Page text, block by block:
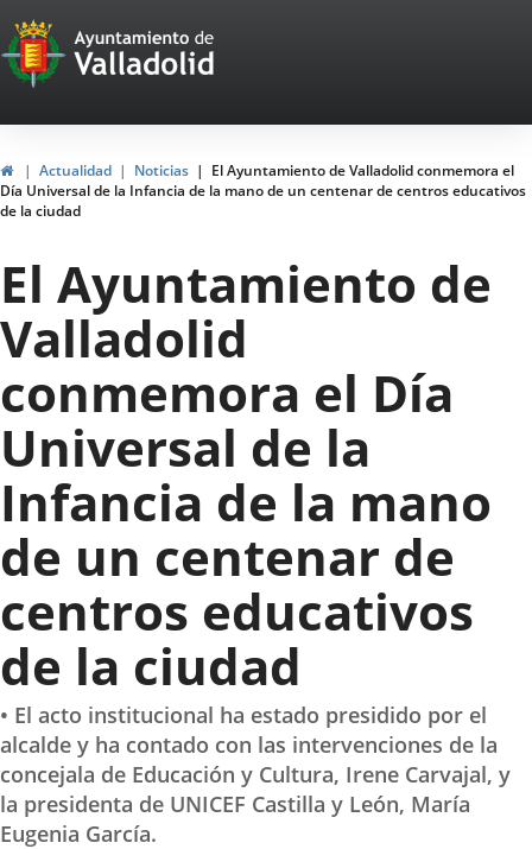
Portal
Web
del
Ayuntamiento
de
Valladolid
InicioActualidad Noticias
El Ayuntamiento de Valladolid conmemora el
Día Universal de la Infancia de la mano de un centenar de centros educativos
de la ciudad
El Ayuntamiento de
Valladolid
conmemora el Día
Universal de la
Infancia de la mano
de un centenar de
centros educativos
de la ciudad
• El acto institucional ha estado presidido por el
alcalde y ha contado con las intervenciones de la
concejala de Educación y Cultura, Irene Carvajal, y
la presidenta de UNICEF Castilla y León, María
Eugenia García.